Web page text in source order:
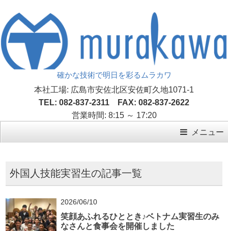
確かな技術で明日を彩るムラカワ
本社工場: 広島市安佐北区安佐町久地1071-1
TEL: 082-837-2311 FAX: 082-837-2622
営業時間: 8:15 ～ 17:20
メニュー
外国人技能実習生の記事一覧
2026/06/10
笑顔あふれるひととき♪ベトナム実習生のみ
なさんと食事会を開催しました